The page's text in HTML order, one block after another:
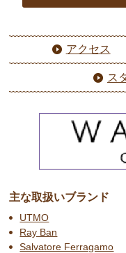
アクセス
ス
主な取扱いブランド
UTMO
Ray Ban
Salvatore Ferragamo